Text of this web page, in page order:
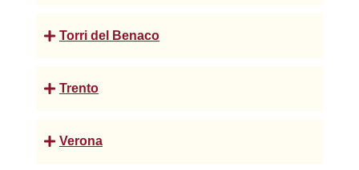
Torri del Benaco
Trento
Verona